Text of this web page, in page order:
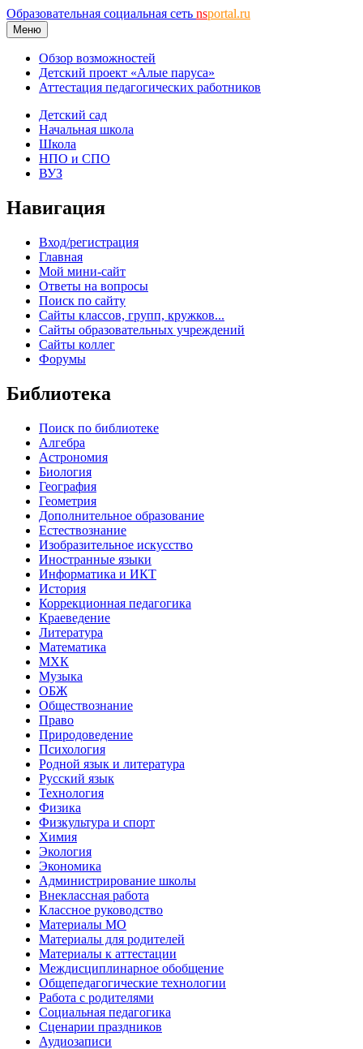
Образовательная социальная сеть nsportal.ru
Меню
Обзор возможностей
Детский проект «Алые паруса»
Аттестация педагогических работников
Детский сад
Начальная школа
Школа
НПО и СПО
ВУЗ
Навигация
Вход/регистрация
Главная
Мой мини-сайт
Ответы на вопросы
Поиск по сайту
Сайты классов, групп, кружков...
Сайты образовательных учреждений
Сайты коллег
Форумы
Библиотека
Поиск по библиотеке
Алгебра
Астрономия
Биология
География
Геометрия
Дополнительное образование
Естествознание
Изобразительное искусство
Иностранные языки
Информатика и ИКТ
История
Коррекционная педагогика
Краеведение
Литература
Математика
МХК
Музыка
ОБЖ
Обществознание
Право
Природоведение
Психология
Родной язык и литература
Русский язык
Технология
Физика
Физкультура и спорт
Химия
Экология
Экономика
Администрирование школы
Внеклассная работа
Классное руководство
Материалы МО
Материалы для родителей
Материалы к аттестации
Междисциплинарное обобщение
Общепедагогические технологии
Работа с родителями
Социальная педагогика
Сценарии праздников
Аудиозаписи